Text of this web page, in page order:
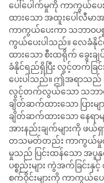
ပေါ်ပေါက်မှုကို ကာကွယ်ပေ
ထားသော အထူးပေါ်လီမာ
ကာကွယ်ပေးကာ သဘာဝပစ္စ
ကွယ်ပေးပါသည်။ လေခံနိုင်
ထားသော စီးထရိုက် ခွေးချ
ခံနိုင်ရည်ရှိပြီး လွင့်တက်ခြ
ပေးပါသည်။ ဤအရာသည်
လွင့်တက်လွယ်သော သဘာဝ ခွ
ချိတ်ဆက်ထားသော ပြားမျ
ချိတ်ဆက်ထားသော နေရာမ
အားနည်းချက်များကို ဖယ်ရှ
တသမတ်တည်း ကာကွယ်မှုကို
မှုသည် ပြင်းထန်သော အပူ
ပစ္စည်းများ ကွဲအက်ခြင်းနှ
စက်ဝိုင်းများကို ကာကွယ်ပေ